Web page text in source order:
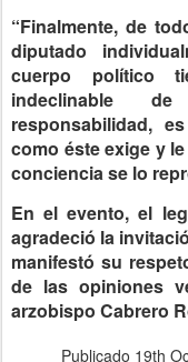
“Finalmente, de
diputado
cuerpo político
indeclinable
responsabilidad,
como éste exige y
conciencia se lo
En el evento, el
agradeció la
manifestó su
de las opiniones
arzobispo Cabrero
Publicado 19th